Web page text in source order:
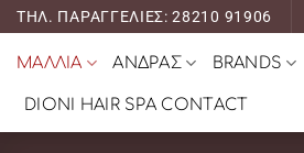
Μετάβαση
ΤΗΛ. ΠΑΡΑΓΓΕΛΙΕΣ: 28210 91906
ΜΑΛΛΙΑ ΑΝΔΡΑΣ BRANDS
DIONI HAIR SPA CONTACT